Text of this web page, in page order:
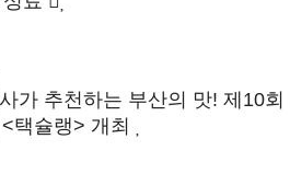
가 추천하는 부산의 맛! 제10회
택슐랭> 개최